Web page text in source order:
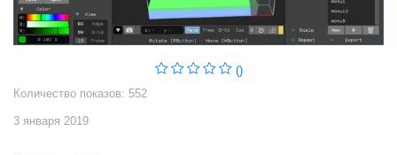
()
Количество показов: 552
3 января 2019